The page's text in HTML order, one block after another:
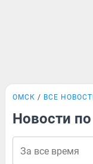
ОМСК ВСЕ
Новости